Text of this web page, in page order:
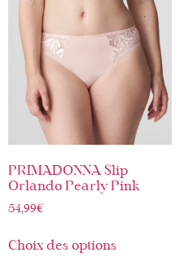
PRIMADONNA Slip
Orlando Pearly Pink
54,99€
Choix des options